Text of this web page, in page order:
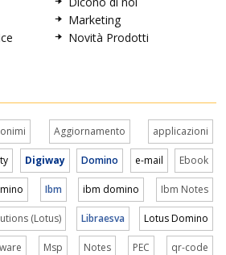
Marketing
Novità Prodotti
Aggiornamento applicazioni
Digiway Domino e-mail Ebook
Ibm ibm domino Ibm Notes
(Lotus) Libraesva Lotus Domino
Msp Notes PEC qr-code